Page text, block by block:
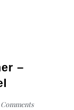
–
Comments